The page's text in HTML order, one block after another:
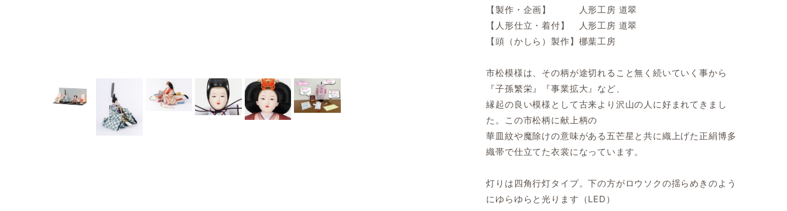
【製作・企画】 人形工房 道翠
【人形仕立・着付】 人形工房 道翠
【頭（かしら）製作】梛葉工房
市松模様は、その柄が途切れること無く続いていく事から
『子孫繁栄』『事業拡大』など、
縁起の良い模様として古来より沢山の人に好まれてきまし
た。この市松柄に献上柄の
華皿紋や魔除けの意味がある五芒星と共に織上げた正絹博多
織帯で仕立てた衣裳になっています。
灯りは四角行灯タイプ。下の方がロウソクの揺らめきのよう
にゆらゆらと光ります（LED）